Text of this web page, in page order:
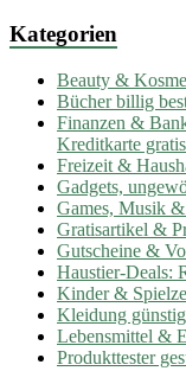
Kategorien
Beauty &
Bücher billig
Finanzen &
Kreditkarte gratis
Freizeit &
Gadgets,
Games, Musik
Gratisartikel &
Gutscheine &
Haustier-Deals:
Kinder &
Kleidung
Lebensmittel &
Produkttester